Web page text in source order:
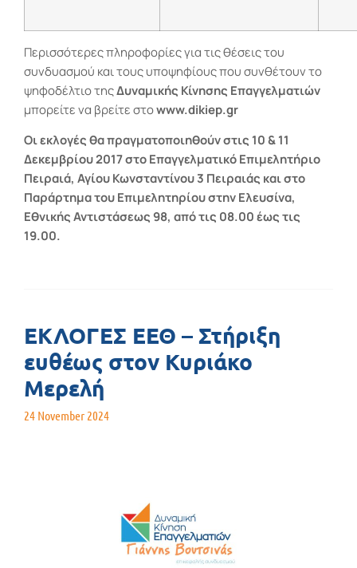
Περισσότερες πληροφορίες για τις θέσεις του
συνδυασμού και τους υποψηφίους που συνθέτουν το
ψηφοδέλτιο τηςΔυναμικής Κίνησης Επαγγελματιών
μπορείτε να βρείτε στοwww.dikiep.gr
Οι εκλογές θα πραγματοποιηθούν στις 10 & 11
Δεκεμβρίου 2017 στο Επαγγελματικό Επιμελητήριο
Πειραιά, Αγίου Κωνσταντίνου 3 Πειραιάς και στο
Παράρτημα του Επιμελητηρίου στην Ελευσίνα,
Εθνικής Αντιστάσεως 98, από τις 08.00 έως τις
19.00.
ΕΚΛΟΓΕΣ ΕΕΘ – Στήριξη
ευθέως στον Κυριάκο
Μερελή
24 November 2024